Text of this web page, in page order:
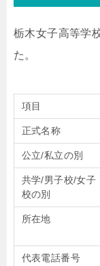
栃木女子高等学
た。
項目
正式名称
公立/私立の別
共学/男子校/女子
校の別
所在地
代表電話番号